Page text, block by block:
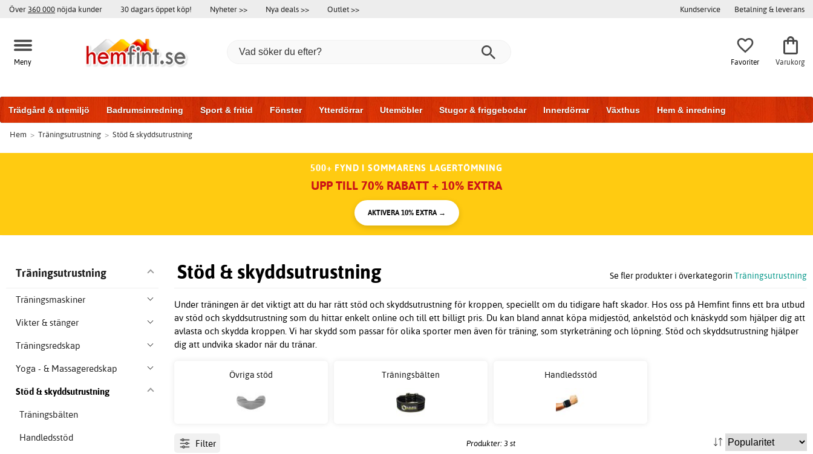
Över 360 000 nöjda kunder 30 dagars öppet köp! Nyheter >> Nya deals >> Outlet >> Kundservice Betalning & leverans
Meny Favoriter Varukorg
Trädgård & utemiljö Badrumsinredning Sport & fritid Fönster Ytterdörrar Utemöbler Stugor & friggebodar Innerdörrar Växthus Hem & inredning
Badrumsmöbler Träningsutrustning Garageportar
Hem > Träningsutrustning > Stöd & skyddsutrustning
500+ FYND I SOMMARENS LAGERTÖMNING
UPP TILL 70% RABATT + 10% EXTRA
AKTIVERA 10% EXTRA →
Stöd & skyddsutrustning Se fler produkter i överkategorin Träningsutrustning
Under träningen är det viktigt att du har rätt stöd och skyddsutrustning för kroppen, speciellt om du tidigare haft skador. Hos oss på Hemfint finns ett bra utbud
av stöd och skyddsutrustning som du hittar enkelt online och till ett billigt pris. Du kan bland annat köpa midjestöd, ankelstöd och knäskydd som hjälper dig att
avlasta och skydda kroppen. Vi har skydd som passar för olika sporter men även för träning, som styrketräning och löpning. Stöd och skyddsutrustning hjälper
dig att undvika skador när du tränar.
Träningsutrustning
Träningsmaskiner
Vikter & stänger
Träningsredskap
Yoga - & Massageredskap
Stöd & skyddsutrustning
Träningsbälten
Handledsstöd
Övriga stöd Träningsbälten Handledsstöd
Filter Produkter: 3 st